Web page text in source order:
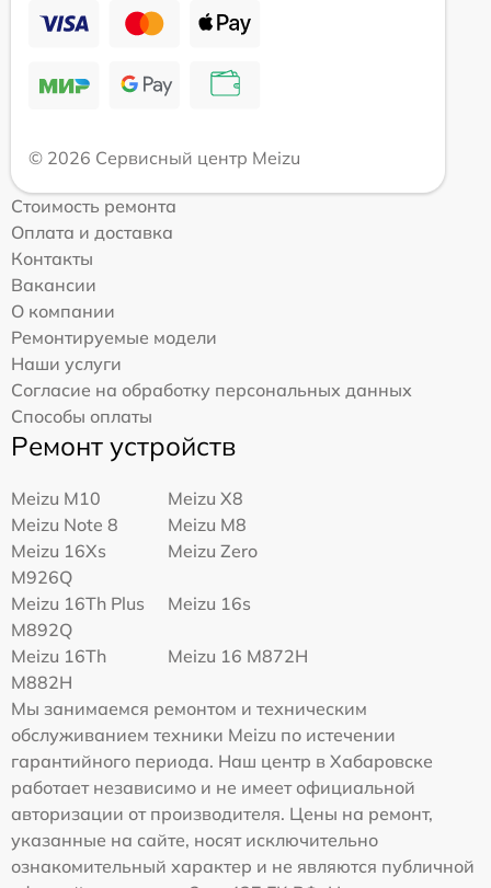
© 2026 Сервисный центр Meizu
Стоимость ремонта
Оплата и доставка
Контакты
Вакансии
О компании
Ремонтируемые модели
Наши услуги
Согласие на обработку персональных данных
Способы оплаты
Ремонт устройств
Meizu M10
Meizu X8
Meizu Note 8
Meizu M8
Meizu 16Xs
M926Q
Meizu Zero
Meizu 16Th Plus
M892Q
Meizu 16s
Meizu 16Th
M882H
Meizu 16 M872H
Мы занимаемся ремонтом и техническим
обслуживанием техники Meizu по истечении
гарантийного периода. Наш центр в Хабаровске
работает независимо и не имеет официальной
авторизации от производителя. Цены на ремонт,
указанные на сайте, носят исключительно
ознакомительный характер и не являются публичной